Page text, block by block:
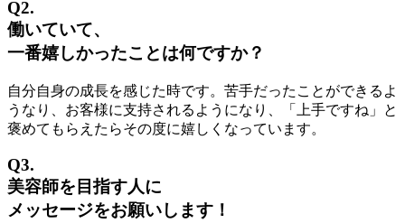
Q2.
働いていて、
一番嬉しかったことは何ですか？
自分自身の成長を感じた時です。苦手だったことができるよ
うなり、お客様に支持されるようになり、「上手ですね」と
褒めてもらえたらその度に嬉しくなっています。
Q3.
美容師を目指す人に
メッセージをお願いします！